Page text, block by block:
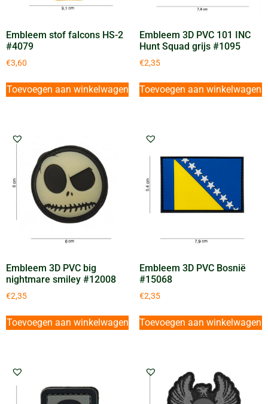
Embleem stof falcons HS-2
#4079
€3,60
Toevoegen aan winkelwagen
Embleem 3D PVC 101 INC
Hunt Squad grijs #1095
€2,35
Toevoegen aan winkelwagen
Embleem 3D PVC big
nightmare smiley #12008
€2,35
Toevoegen aan winkelwagen
Embleem 3D PVC Bosnië
#15068
€2,35
Toevoegen aan winkelwagen